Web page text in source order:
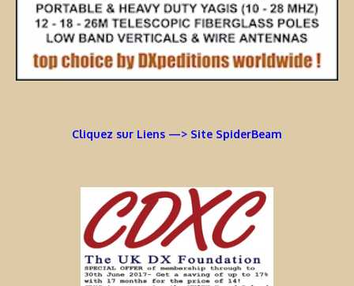
Cliquez sur Liens —> Site SpiderBeam